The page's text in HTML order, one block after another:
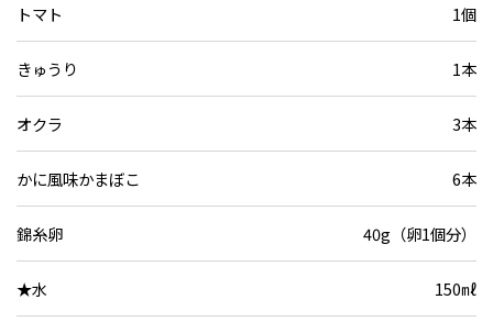
トマト 1個
きゅうり 1本
オクラ 3本
かに風味かまぼこ 6本
錦糸卵 40g（卵1個分）
★水 150㎖